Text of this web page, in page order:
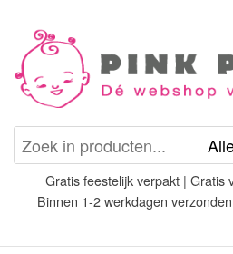
inhoud
Pink Parents
Gratis feestelijk verpakt | Gratis
Binnen 1-2 werkdagen